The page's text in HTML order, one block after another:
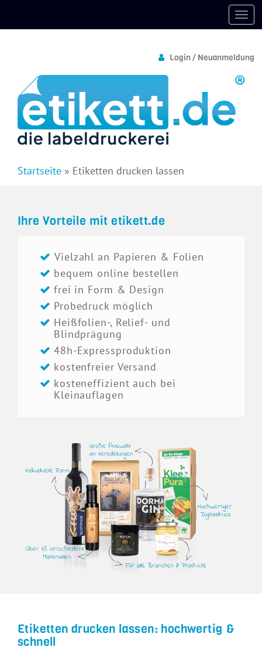
Login / Neuanmeldung
Startseite » Etiketten drucken lassen
Ihre Vorteile mit etikett.de
Vielzahl an Papieren & Folien
bequem online bestellen
frei in Form & Design
Probedruck möglich
Heißfolien-, Relief- und
Blindprägung
48h-Expressproduktion
kostenfreier Versand
kosteneffizient auch bei
Kleinauflagen
Etiketten drucken lassen: hochwertig &
schnell